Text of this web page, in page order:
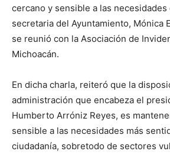
cercano y sensible a las
secretaria del Ayuntamiento, Mónica
se reunió con la Asociación de
Michoacán.
En dicha charla, reiteró que la
administración que encabeza el
Humberto Arróniz Reyes, es
sensible a las necesidades más
ciudadanía, sobretodo de sectores